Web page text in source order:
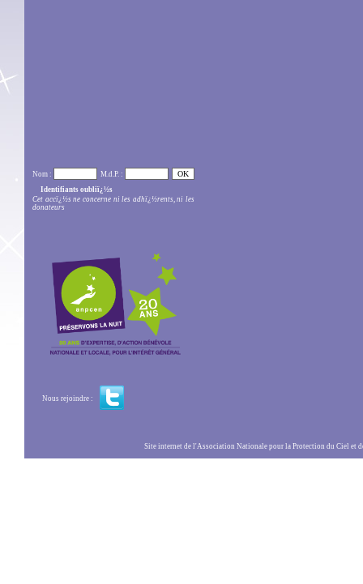
Nom :
M.d.P. :
Identifiants oubliï¿½s
Cet accï¿½s ne concerne ni les adhï¿½rents, ni les
donateurs
Nous rejoindre :
Site internet de l'Association Nationale pour la Protection du Ciel et de